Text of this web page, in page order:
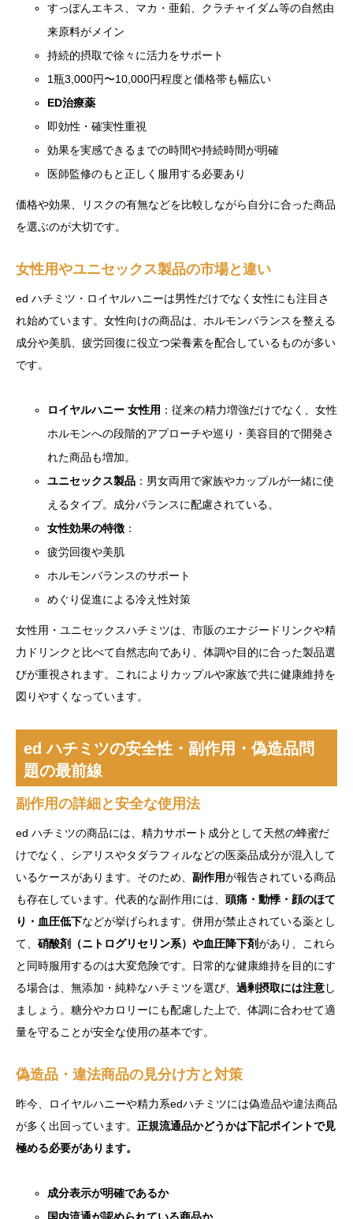
すっぽんエキス、マカ・亜鉛、クラチャイダム等の自然由
来原料がメイン
持続的摂取で徐々に活力をサポート
1瓶3,000円〜10,000円程度と価格帯も幅広い
ED治療薬
即効性・確実性重視
効果を実感できるまでの時間や持続時間が明確
医師監修のもと正しく服用する必要あり
価格や効果、リスクの有無などを比較しながら自分に合った商品
を選ぶのが大切です。
女性用やユニセックス製品の市場と違い
ed ハチミツ・ロイヤルハニーは男性だけでなく女性にも注目さ
れ始めています。女性向けの商品は、ホルモンバランスを整える
成分や美肌、疲労回復に役立つ栄養素を配合しているものが多い
です。
ロイヤルハニー 女性用 ：従来の精力増強だけでなく、女性
ホルモンへの段階的アプローチや巡り・美容目的で開発さ
れた商品も増加。
ユニセックス製品 ：男女両用で家族やカップルが一緒に使
えるタイプ。成分バランスに配慮されている。
女性効果の特徴 ：
疲労回復や美肌
ホルモンバランスのサポート
めぐり促進による冷え性対策
女性用・ユニセックスハチミツは、市販のエナジードリンクや精
力ドリンクと比べて自然志向であり、体調や目的に合った製品選
びが重視されます。これによりカップルや家族で共に健康維持を
図りやすくなっています。
ed ハチミツの安全性・副作用・偽造品問
題の最前線
副作用の詳細と安全な使用法
ed ハチミツの商品には、精力サポート成分として天然の蜂蜜だ
けでなく、シアリスやタダラフィルなどの医薬品成分が混入して
いるケースがあります。そのため、 副作用が報告されている商品
も存在しています。代表的な副作用には、 頭痛・動悸・顔のほて
り・血圧低下などが挙げられます。併用が禁止されている薬とし
て、 硝酸剤（ニトログリセリン系）や血圧降下剤があり、これら
と同時服用するのは大変危険です。日常的な健康維持を目的にす
る場合は、無添加・純粋なハチミツを選び、 過剰摂取には注意し
ましょう。糖分やカロリーにも配慮した上で、体調に合わせて適
量を守ることが安全な使用の基本です。
偽造品・違法商品の見分け方と対策
昨今、ロイヤルハニーや精力系edハチミツには偽造品や違法商品
が多く出回っています。 正規流通品かどうかは下記ポイントで見
極める必要があります。
成分表示が明確であるか